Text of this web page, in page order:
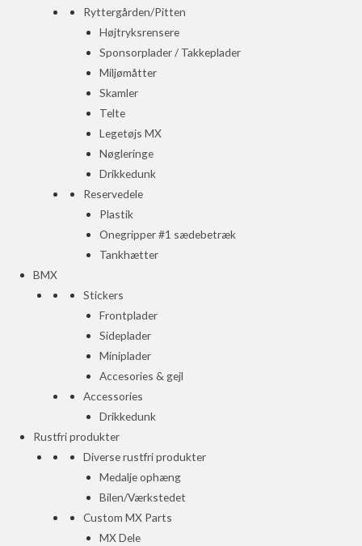
Ryttergården/Pitten
Højtryksrensere
Sponsorplader / Takkeplader
Miljømåtter
Skamler
Telte
Legetøjs MX
Nøgleringe
Drikkedunk
Reservedele
Plastik
Onegripper #1 sædebetræk
Tankhætter
BMX
Stickers
Frontplader
Sideplader
Miniplader
Accesories & gejl
Accessories
Drikkedunk
Rustfri produkter
Diverse rustfri produkter
Medalje ophæng
Bilen/Værkstedet
Custom MX Parts
MX Dele